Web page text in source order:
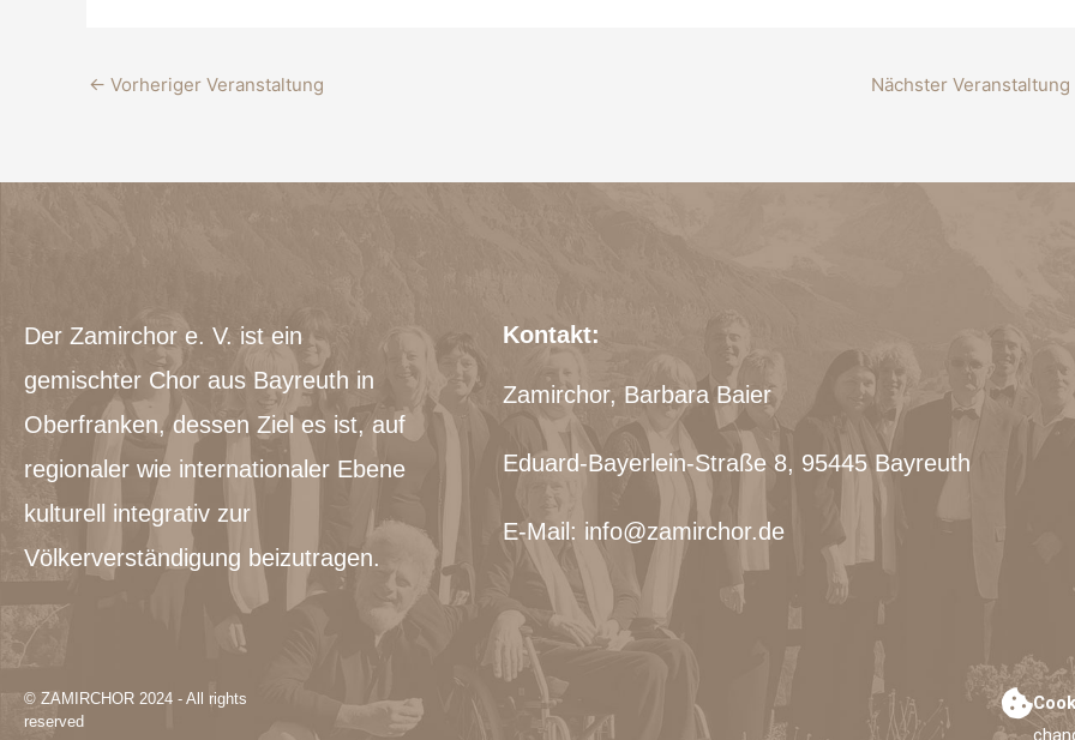
← Vorheriger Veranstaltung Nächster Veranstaltung
Der Zamirchor e. V. ist ein
gemischter Chor aus Bayreuth in
Oberfranken, dessen Ziel es ist, auf
regionaler wie internationaler Ebene
kulturell integrativ zur
Völkerverständigung beizutragen.
Kontakt:
Zamirchor, Barbara Baier
Eduard-Bayerlein-Straße 8, 95445 Bayreuth
E-Mail: info@zamirchor.de
© ZAMIRCHOR 2024 - All rights
reserved